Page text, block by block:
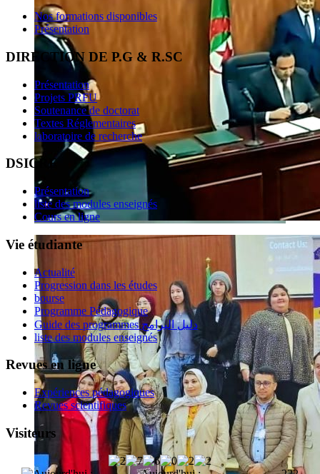
Nos formations disponibles
Présentation
DIRECTION DE P.G & R.SC
Présentation
Projets PRFU
Soutenance de doctorat
Textes Réglementaires
laboratoire de recherche
DSICRE
Présentation
liste des modules enseignés
Cours en ligne
Vie étudiante
Actualité
Progression dans les études
bourse
Programme Pédagogique
Guide des programmes دليل البرامج
liste des modules enseignés
Revues en ligne
Expériences pédagogiques
Revues scientifiques
Visiteurs